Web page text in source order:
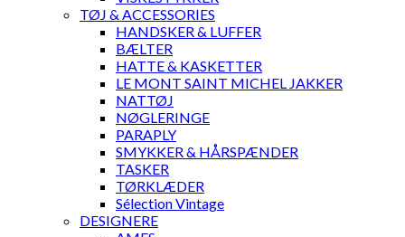
TØJ & ACCESSORIES
HANDSKER & LUFFER
BÆLTER
HATTE & KASKETTER
LE MONT SAINT MICHEL JAKKER
NATTØJ
NØGLERINGE
PARAPLY
SMYKKER & HÅRSPÆNDER
TASKER
TØRKLÆDER
Sélection Vintage
DESIGNERE